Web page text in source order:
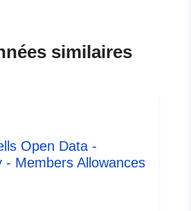
allowances-2013-to-20147
similaires
Open Data -
- Members Allowances